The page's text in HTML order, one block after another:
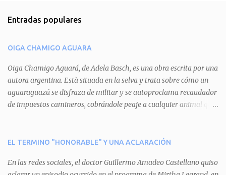
e
t
a
r
i
o
Entradas populares
OIGA CHAMIGO AGUARA
Oiga Chamigo Aguará, de Adela Basch, es una obra escrita por una
autora argentina. Està situada en la selva y trata sobre cómo un
aguaraguazú se disfraza de militar y se autoproclama recaudador
de impuestos camineros, cobrándole peaje a cualquier animal que
aguará le provoca. De igual manera pasa con Tatú, el armadillo.
del aguará y pasa sin pagar. Por último, Tui, la cotorra, deja
EL TERMINO "HONORABLE" Y UNA ACLARACIÓN
En las redes sociales, el doctor Guillermo Amadeo Castellano quiso